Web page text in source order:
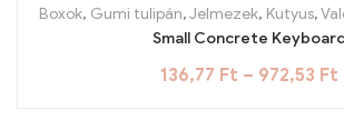
3.75
Boxok, Gumi tulipán,Jelmezek, Kutyus,
Small Concrete
136,77 Ft – 972,53 Ft